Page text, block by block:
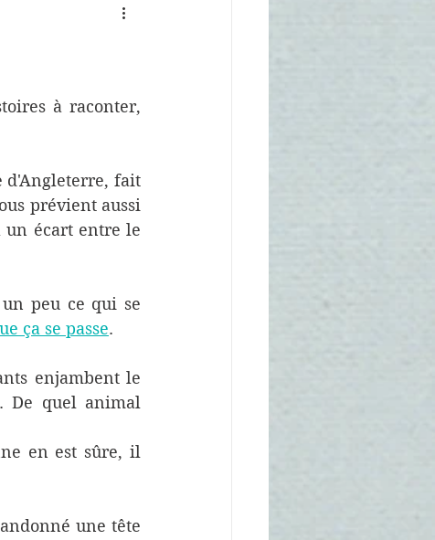
à raconter,
d'Angleterre, fait
prévient aussi
un écart entre le
peu ce qui se
ça se passe.
enjambent le
De quel animal
en est sûre, il
une tête